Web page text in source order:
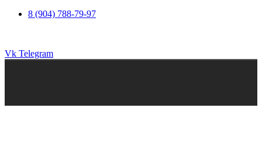
8 (904) 788-79-97
Vk Telegram